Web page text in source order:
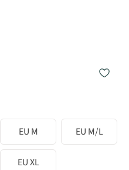
EU M EU M/L
EU XL